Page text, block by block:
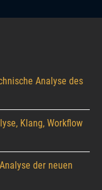
Analyse des
Klang, Workflow
der neuen